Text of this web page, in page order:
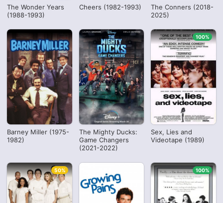
The Wonder Years
(1988-1993)
Cheers (1982-1993)
The Conners (2018-
2025)
Barney Miller (1975-
1982)
The Mighty Ducks:
Game Changers
(2021-2022)
Sex, Lies and
Videotape (1989)
100%
50% 100%